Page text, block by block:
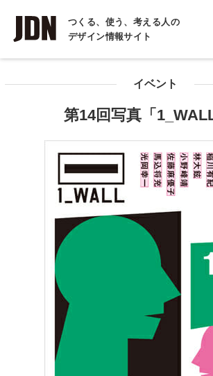
つくる、使う、考える人の
デザイン情報サイト
INTERVIEW
インタビュー
コラム
イベント
第14回写真「